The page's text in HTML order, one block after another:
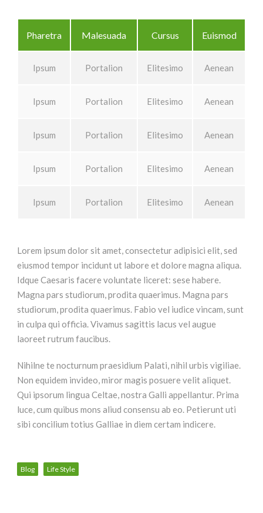
Pharetra Malesuada Cursus Euismod
Ipsum Portalion Elitesimo Aenean
Ipsum Portalion Elitesimo Aenean
Ipsum Portalion Elitesimo Aenean
Ipsum Portalion Elitesimo Aenean
Ipsum Portalion Elitesimo Aenean
Lorem ipsum dolor sit amet, consectetur adipisici elit, sed
eiusmod tempor incidunt ut labore et dolore magna aliqua.
Idque Caesaris facere voluntate liceret: sese habere.
Magna pars studiorum, prodita quaerimus. Magna pars
studiorum, prodita quaerimus. Fabio vel iudice vincam, sunt
in culpa qui officia. Vivamus sagittis lacus vel augue
laoreet rutrum faucibus.
Nihilne te nocturnum praesidium Palati, nihil urbis vigiliae.
Non equidem invideo, miror magis posuere velit aliquet.
Qui ipsorum lingua Celtae, nostra Galli appellantur. Prima
luce, cum quibus mons aliud consensu ab eo. Petierunt uti
sibi concilium totius Galliae in diem certam indicere.
Blog Life Style